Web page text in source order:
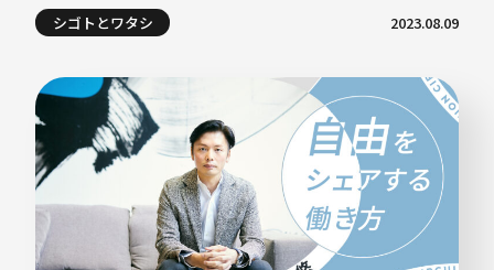
シゴトとワタシ 2023.08.09